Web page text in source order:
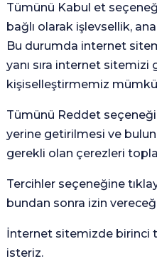
için
unutmayın
Tümünü Kabul et
bağlı olarak işlevsellik,
Bu durumda internet
yanı sıra internet
kişiselleştirmemiz
Tümünü Reddet
yerine getirilmesi ve
gerekli olan çerezleri
Tercihler seçeneğine
bundan sonra izin
İnternet sitemizde birinci
isteriz.